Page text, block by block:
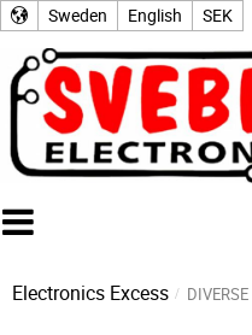
Sweden English SEK
Electronics Excess DIVERSE